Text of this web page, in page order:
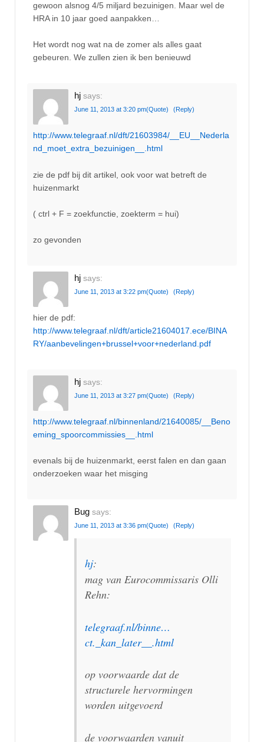
gewoon alsnog 4/5 miljard bezuinigen. Maar wel de
HRA in 10 jaar goed aanpakken…
Het wordt nog wat na de zomer als alles gaat
gebeuren. We zullen zien ik ben benieuwd
hj says:
June 11, 2013 at 3:20 pm(Quote) (Reply)
http://www.telegraaf.nl/dft/21603984/__EU__Nederla
nd_moet_extra_bezuinigen__.html
zie de pdf bij dit artikel, ook voor wat betreft de
huizenmarkt
( ctrl + F = zoekfunctie, zoekterm = hui)
zo gevonden
hj says:
June 11, 2013 at 3:22 pm(Quote) (Reply)
hier de pdf:
http://www.telegraaf.nl/dft/article21604017.ece/BINA
RY/aanbevelingen+brussel+voor+nederland.pdf
hj says:
June 11, 2013 at 3:27 pm(Quote) (Reply)
http://www.telegraaf.nl/binnenland/21640085/__Beno
eming_spoorcommissies__.html
evenals bij de huizenmarkt, eerst falen en dan gaan
onderzoeken waar het misging
Bug says:
June 11, 2013 at 3:36 pm(Quote) (Reply)
hj:
mag van Eurocommissaris Olli
Rehn:
telegraaf.nl/binne…
ct._kan_later__.html
op voorwaarde dat de
structurele hervormingen
worden uitgevoerd
de voorwaarden vanuit